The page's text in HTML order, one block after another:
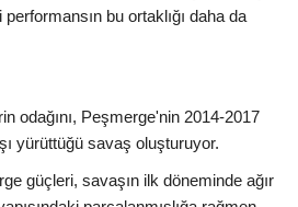
bu ortaklığı daha da
odağını, Peşmerge'nin 2014-2017
yürüttüğü savaş oluşturuyor.
güçleri, savaşın ilk döneminde ağır